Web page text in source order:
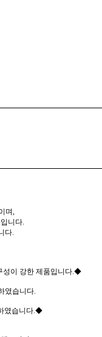
며,
니다.
다.
성이 강한 제품입니다.◆
였습니다.
였습니다.◆